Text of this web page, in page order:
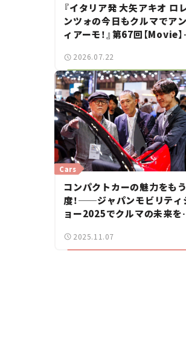
『イタリア発 大矢アキオ ロ
ンツォの今日もクルマでア
ィアーモ！』第67回【Movie】
で起きた、若者たちの「驚き」
2026.07.22
Cars
コンパクトカーの魅力をも
度！──ジャパンモビリティ
ョー2025でクルマの未来を
のクルマ放浪記】
2025.11.07